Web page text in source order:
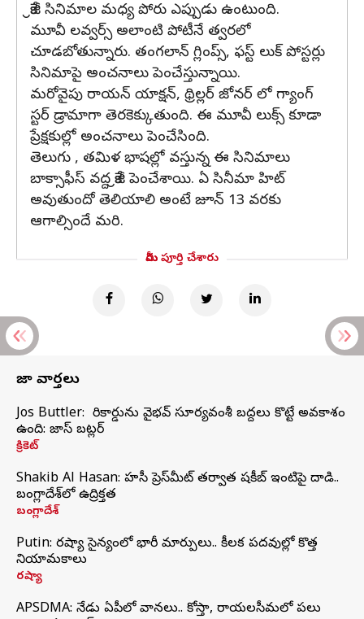
క్రేజీ సినిమాల మధ్య పోరు ఎప్పుడు ఉంటుంది.
మూవీ లవ్వర్స్ అలాంటి పోటీనే త్వరలో
చూడబోతున్నారు. తంగలాన్ గ్లింప్స్, ఫస్ట్ లుక్ పోస్టర్లు
సినిమాపై అంచనాలు పెంచేస్తున్నాయి.
మరోవైపు రాయన్ యాక్షన్, థ్రిల్లర్ జోనర్ లో గ్యాంగ్
స్టర్ డ్రామాగా తెరకెక్కుతుంది. ఈ మూవీ లుక్స్ కూడా
ప్రేక్షకుల్లో అంచనాలు పెంచేసింది.
తెలుగు , తమిళ భాషల్లో వస్తున్న ఈ సినిమాలు
బాక్సాఫీస్ వద్ద క్రేజీ పెంచేశాయి. ఏ సినీమా హిట్
అవుతుందో తెలియాలి అంటే జూన్ 13 వరకు
ఆగాల్సిందే మరి.
మీరు పూర్తి చేశారు
తాజా వార్తలు
Jos Buttler: నా రికార్డును వైభవ్ సూర్యవంశీ బద్దలు కొట్టే అవకాశం
ఉంది: జాస్ బట్లర్
క్రికెట్
Shakib Al Hasan: హసీనా ప్రెస్‌మీట్‌ తర్వాత షకీబ్‌ ఇంటిపై దాడి..
బంగ్లాదేశ్‌లో ఉద్రిక్తత
బంగ్లాదేశ్
Putin: రష్యా సైన్యంలో భారీ మార్పులు.. కీలక పదవుల్లో కొత్త
నియామకాలు
రష్యా
APSDMA: నేడు ఏపీలో వానలు.. కోస్తా, రాయలసీమలో పలు